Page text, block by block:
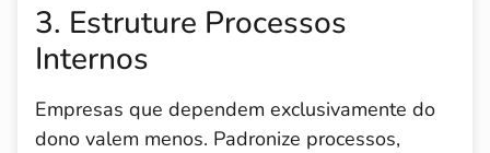
3. Estruture Processos
Internos
Empresas que dependem exclusivamente do
dono valem menos. Padronize processos,